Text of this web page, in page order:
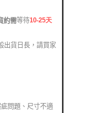
約需等待10-25天
出貨日長，請買家
問題、尺寸不適